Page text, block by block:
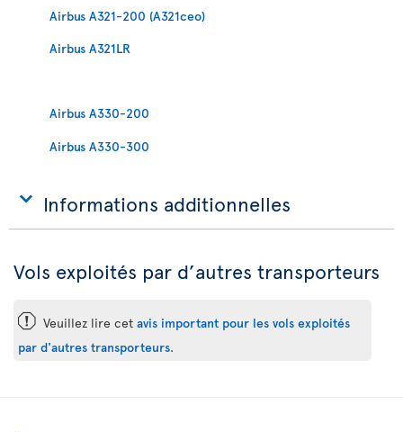
Airbus A321-200 (A321ceo)
Airbus A321LR
Airbus A330-200
Airbus A330-300
Informations additionnelles
Vols exploités par d’autres transporteurs
ü Veuillez lire cet avis important pour les vols exploités
par d'autres transporteurs.